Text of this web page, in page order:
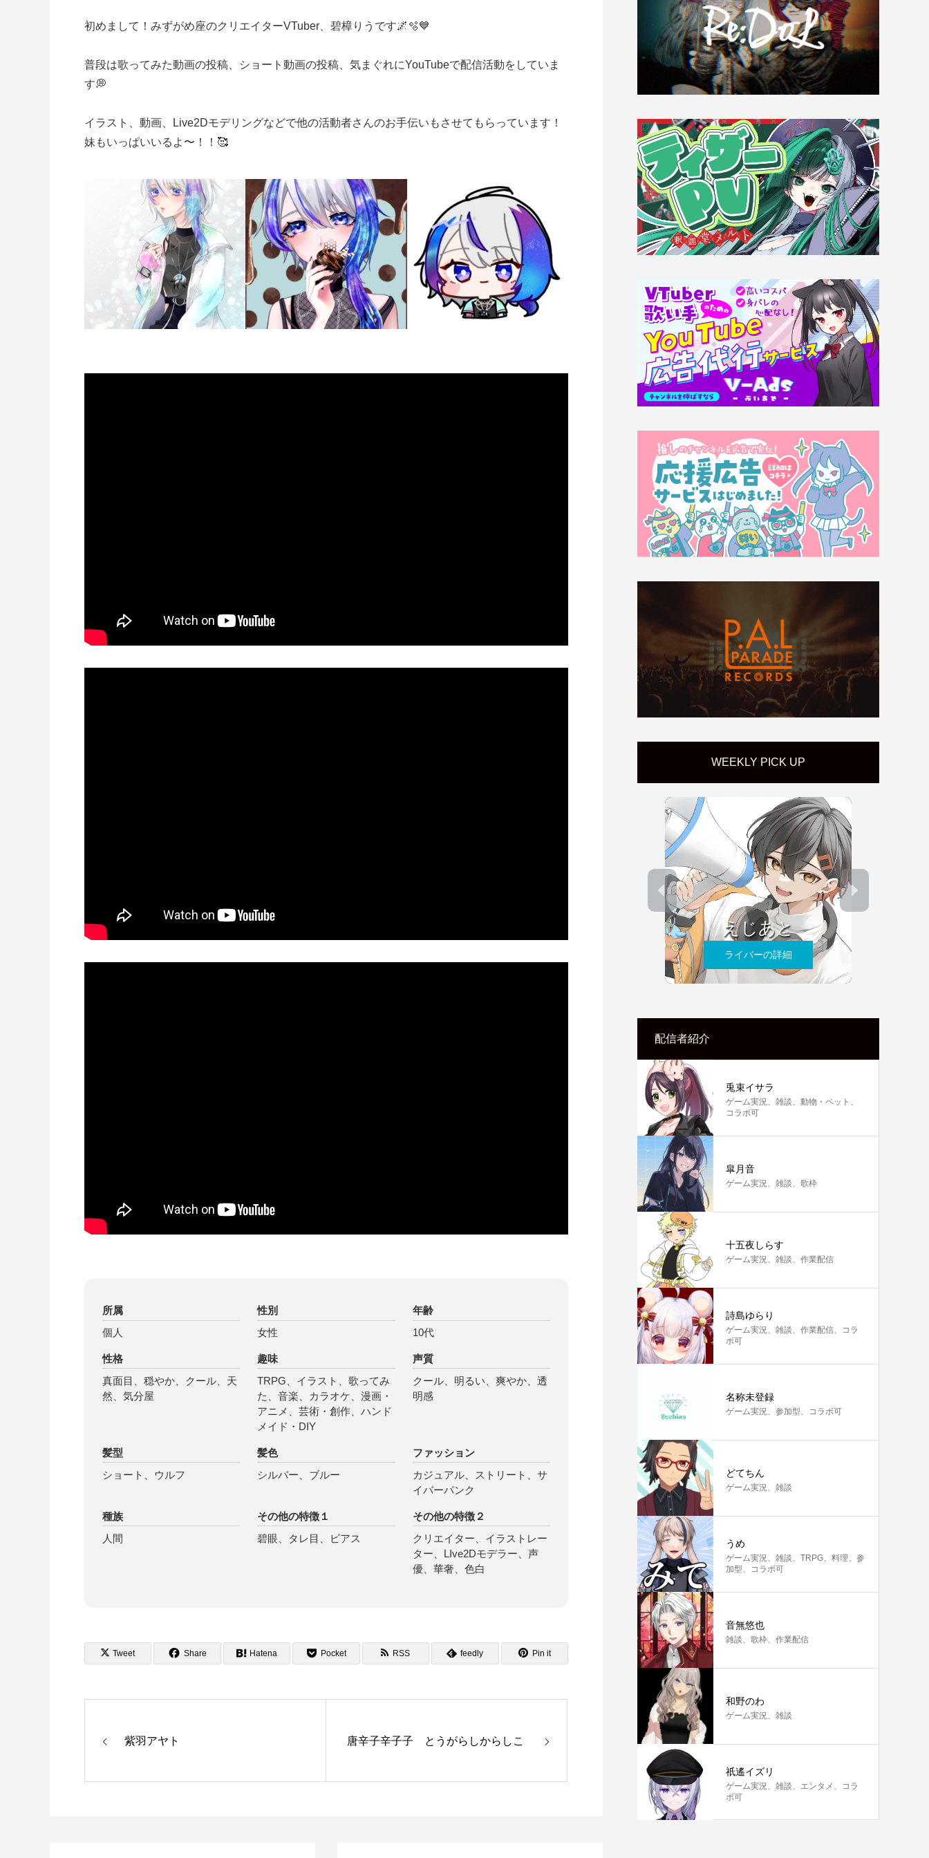
初めまして！みずがめ座のクリエイターVTuber、碧樟りうです🌌🫧💙
普段は歌ってみた動画の投稿、ショート動画の投稿、気まぐれにYouTubeで配信活動をしていま
す💭
イラスト、動画、Live2Dモデリングなどで他の活動者さんのお手伝いもさせてもらっています！
妹もいっぱいいるよ〜！！🥰
所属
個人
性別
女性
年齢
10代
性格
真面目、穏やか、クール、天
然、気分屋
趣味
TRPG、イラスト、歌ってみ
た、音楽、カラオケ、漫画・
アニメ、芸術・創作、ハンド
メイド・DIY
声質
クール、明るい、爽やか、透
明感
髪型
ショート、ウルフ
髪色
シルバー、ブルー
ファッション
カジュアル、ストリート、サ
イバーパンク
種族
人間
その他の特徴１
碧眼、タレ目、ピアス
その他の特徴２
クリエイター、イラストレー
ター、LIve2Dモデラー、声
優、華奢、色白
Tweet Share Hatena Pocket RSS feedly Pin it
紫羽アヤト 唐辛子辛子子 とうがらしからしこ
WEEKLY PICK UP
えじあと
ライバーの詳細
配信者紹介
兎束イサラ
ゲーム実況、雑談、動物・ペット、
コラボ可
皐月音
ゲーム実況、雑談、歌枠
十五夜しらす
ゲーム実況、雑談、作業配信
詩島ゆらり
ゲーム実況、雑談、作業配信、コラ
ボ可
名称未登録
ゲーム実況、参加型、コラボ可
どてちん
ゲーム実況、雑談
うめ
ゲーム実況、雑談、TRPG、料理、参
加型、コラボ可
音無悠也
雑談、歌枠、作業配信
和野のわ
ゲーム実況、雑談
祇遙イズリ
ゲーム実況、雑談、エンタメ、コラ
ボ可